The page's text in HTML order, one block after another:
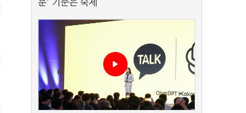
분' 기준은 숙제